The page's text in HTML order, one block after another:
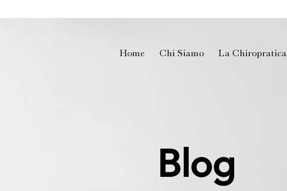
Home Chi Siamo La Chiropratica
Blog